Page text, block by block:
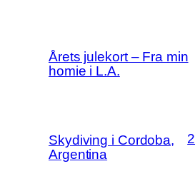
Årets julekort – Fra min
homie i L.A.
Skydiving i Cordoba,
Argentina